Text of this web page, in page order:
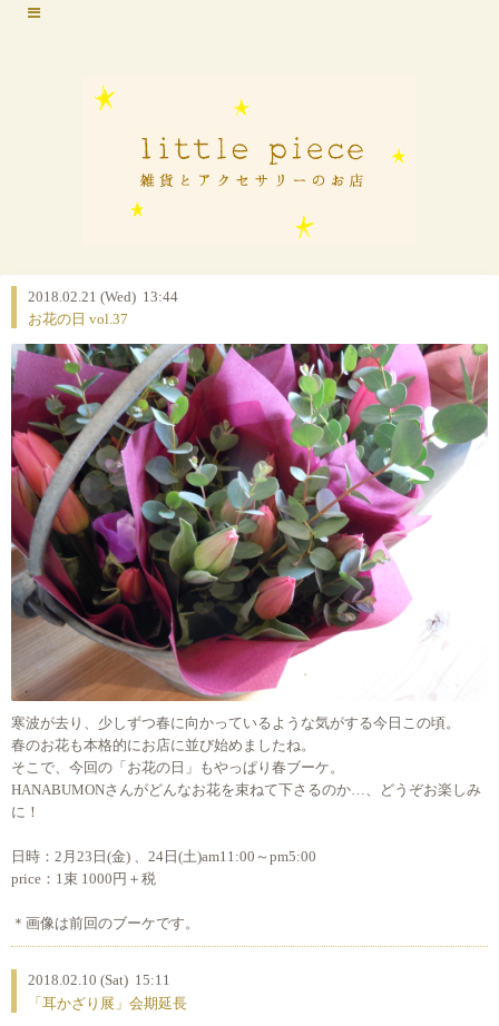
2018.02.21 (Wed) 13:44
お花の日 vol.37
寒波が去り、少しずつ春に向かっているような気がする今日この頃。
春のお花も本格的にお店に並び始めましたね。
そこで、今回の「お花の日」もやっぱり春ブーケ。
HANABUMONさんがどんなお花を束ねて下さるのか…、どうぞお楽しみ
に！
日時：2月23日(金) 、24日(土)am11:00～pm5:00
price：1束 1000円＋税
＊画像は前回のブーケです。
2018.02.10 (Sat) 15:11
「耳かざり展」会期延長